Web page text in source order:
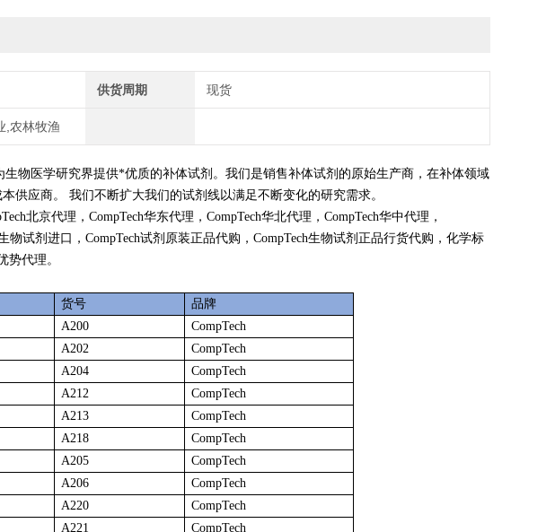
供货周期 现货
,农林牧渔
生物医学研究界提供*优质的补体试剂。我们是销售补体试剂的原始生产商，在补体领域
本供应商。 我们不断扩大我们的试剂线以满足不断变化的研究需求。
北京代理，CompTech华东代理，CompTech华北代理，CompTech华中代理，
物试剂进口，CompTech试剂原装正品代购，CompTech生物试剂正品行货代购，化学标
势代理。
货号
品牌
A200
CompTech
A202
CompTech
A204
CompTech
A212
CompTech
A213
CompTech
A218
CompTech
A205
CompTech
A206
CompTech
A220
CompTech
A221
CompTech